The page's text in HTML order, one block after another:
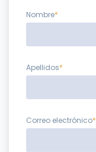
Nombre*
Apellidos*
Correo electrónico*